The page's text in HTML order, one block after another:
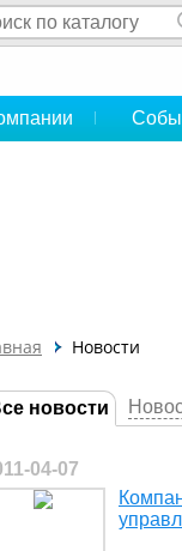
Новости
новости
04-07